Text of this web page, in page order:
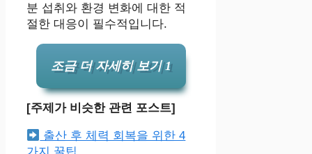
분 섭취와 환경 변화에 대한 적
절한 대응이 필수적입니다.
조금 더 자세히 보기 1
[주제가 비슷한 관련 포스트]
출산 후 체력 회복을 위한 4